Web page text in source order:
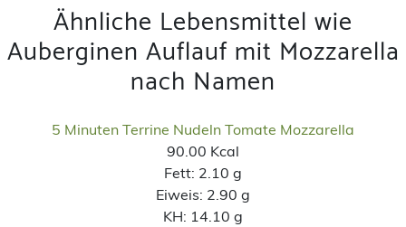
Ähnliche Lebensmittel wie
Auberginen Auflauf mit Mozzarella
nach Namen
5 Minuten Terrine Nudeln Tomate Mozzarella
90.00 Kcal
Fett: 2.10 g
Eiweis: 2.90 g
KH: 14.10 g